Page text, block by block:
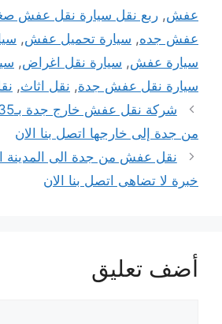
عفش, ربع نقل سيارة نقل عفش
عفش جده, سيارة تحميل عفش,
سيارة عفش, سيارة نقل اغراض,
سيارة نقل عفش جدة, نقل اثاث,
تصفّح
من جدة إلى خارجها اتصل بنا الان
خبرة لا تضاهى اتصل بنا الان
أضف تعليق